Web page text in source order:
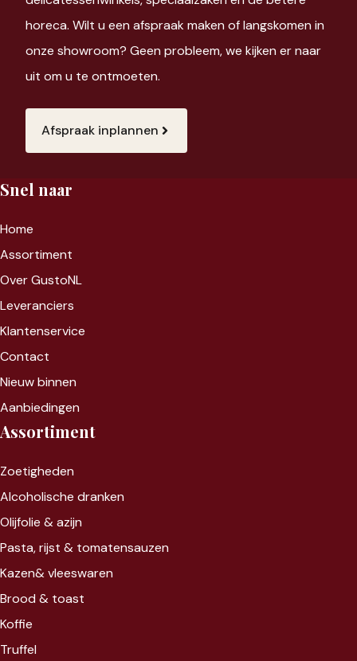
horeca. Wilt u een afspraak maken of langskomen in
onze showroom? Geen probleem, we kijken er naar
uit om u te ontmoeten.
Afspraak inplannen
Snel naar
Home
Assortiment
Over GustoNL
Leveranciers
Klantenservice
Contact
Nieuw binnen
Aanbiedingen
Assortiment
Zoetigheden
Alcoholische dranken
Olijfolie & azijn
Pasta, rijst & tomatensauzen
Kazen&vleeswaren
Brood & toast
Koffie
Truffel